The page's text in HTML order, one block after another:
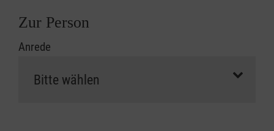
Zur Person
Anrede